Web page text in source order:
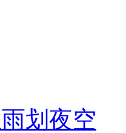
划夜空